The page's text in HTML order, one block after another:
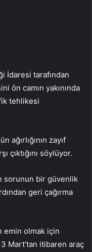
İdaresi tarafından
ön camın yakınında
tehlikesi
ağırlığının zayıf
çıktığını söylüyor.
sorunun bir güvenlik
geri çağırma
emin olmak için
Mart’tan itibaren araç